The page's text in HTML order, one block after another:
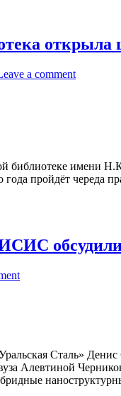
a comment
библиотеке имени
года пройдёт
обсудили
Сталь»
Алевтиной